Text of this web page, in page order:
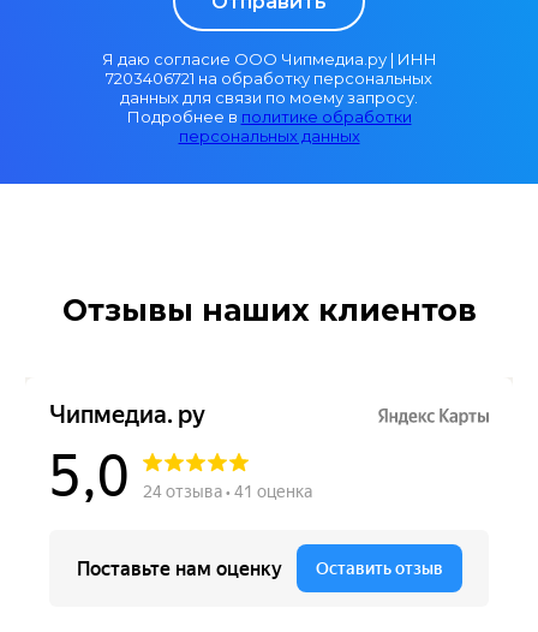
Я даю согласие ООО Чипмедиа.ру | ИНН
7203406721 на обработку персональных
данных для связи по моему запросу.
Подробнее в политике обработки
персональных данных
Отзывы наших клиентов